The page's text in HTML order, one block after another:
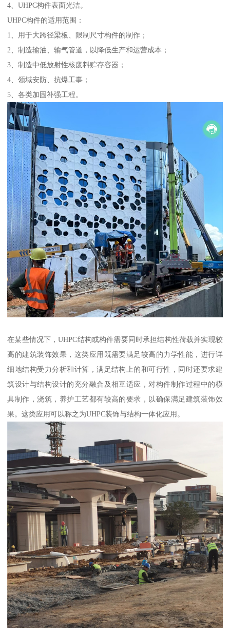
4、UHPC构件表面光洁。
UHPC构件的适用范围：
1、用于大跨径梁板、限制尺寸构件的制作；
2、制造输油、输气管道，以降低生产和运营成本；
3、制造中低放射性核废料贮存容器；
4、领域安防、抗爆工事；
5、各类加固补强工程。
在某些情况下，UHPC结构或构件需要同时承担结构性荷载并实现较
高的建筑装饰效果，这类应用既需要满足较高的力学性能，进行详
细地结构受力分析和计算，满足结构上的和可行性，同时还要求建
筑设计与结构设计的充分融合及相互适应，对构件制作过程中的模
具制作，浇筑，养护工艺都有较高的要求，以确保满足建筑装饰效
果。这类应用可以称之为UHPC装饰与结构一体化应用。